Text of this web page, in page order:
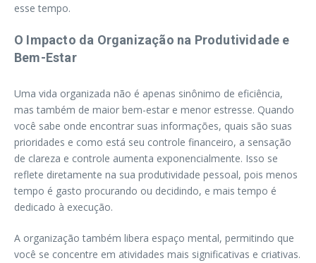
esse tempo.
O Impacto da Organização na Produtividade e
Bem-Estar
Uma vida organizada não é apenas sinônimo de eficiência,
mas também de maior bem-estar e menor estresse. Quando
você sabe onde encontrar suas informações, quais são suas
prioridades e como está seu controle financeiro, a sensação
de clareza e controle aumenta exponencialmente. Isso se
reflete diretamente na sua produtividade pessoal, pois menos
tempo é gasto procurando ou decidindo, e mais tempo é
dedicado à execução.
A organização também libera espaço mental, permitindo que
você se concentre em atividades mais significativas e criativas.